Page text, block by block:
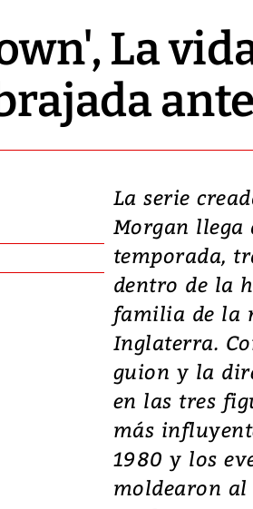
La
La serie
Morgan llega
temporada,
dentro de la
familia de la
Inglaterra.
guion y la
en las tres
más
1980 y los
moldearon al
deja
Un
7,1 se